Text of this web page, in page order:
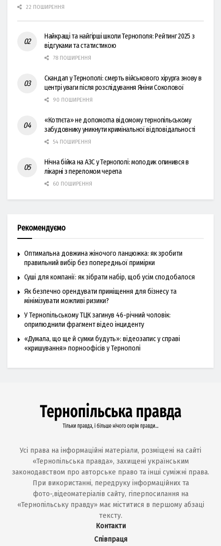
22 ПОШИРЕННЯ
Найкращі та найгірші школи Тернополя: Рейтинг 2025 з
відгуками та статистикою
78 ПОШИРЕННЯ
Скандал у Тернополі: смерть військового хірурга знову в
центрі уваги після розслідування Яніни Соколової
90 ПОШИРЕННЯ
«Котлєта» не допомогла відомому тернопільському
забудовнику уникнути кримінальної відповідальності
54 ПОШИРЕННЯ
Нічна бійка на АЗС у Тернополі: молодик опинився в
лікарні з переломом черепа
60 ПОШИРЕННЯ
Рекомендуємо
Оптимальна довжина жіночого ланцюжка: як зробити
правильний вибір без попередньої примірки
Суші для компанії: як зібрати набір, щоб усім сподобалося
Як безпечно орендувати приміщення для бізнесу та
мінімізувати можливі ризики?
У Тернопільському ТЦК загинув 46-річний чоловік:
оприлюднили фрагмент відео інциденту
«Думала, що ще й сумки будуть»: відеозапис у справі
«кришування» порноофісів у Тернополі
Усі права на інформаційні матеріали, розміщені на сайті
«Тернопільська правда», захищені українським
законодавством про авторське право та інші суміжні права.
При використанні, передруку інформаційних та
фото-,відеоматеріалів сайту, гіперпосилання на
«Тернопільську правду» має міститися в першому абзаці
тексту.
Контакти
Співпраця